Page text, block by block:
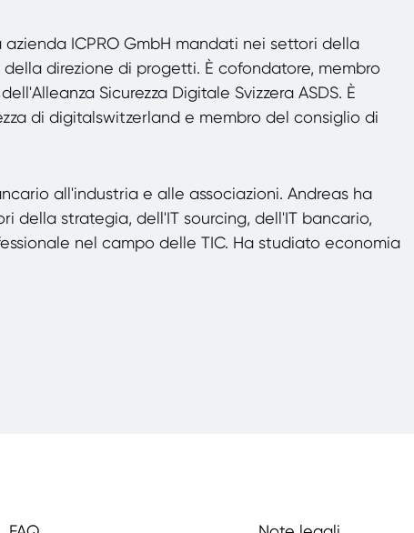
ICPRO GmbH mandati nei settori della
direzione di progetti. È cofondatore, membro
Sicurezza Digitale Svizzera ASDS. È
di digitalswitzerland e membro del consiglio di
all'industria e alle associazioni. Andreas ha
della strategia, dell'IT sourcing, dell'IT bancario,
nel campo delle TIC. Ha studiato economia